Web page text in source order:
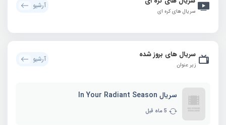
سریال های کره ای
آرشیو
سریال های بروز شده
زیر عنوان
آرشیو
سریال In Your Radiant Season
5 ماه قبل